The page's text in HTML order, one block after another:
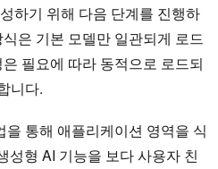
하기 위해 다음 단계를 진행하
은 기본 모델만 일관되게 로드
필요에 따라 동적으로 로드되
니다.
통해 애플리케이션 영역을 식
성형 AI 기능을 보다 사용자 친